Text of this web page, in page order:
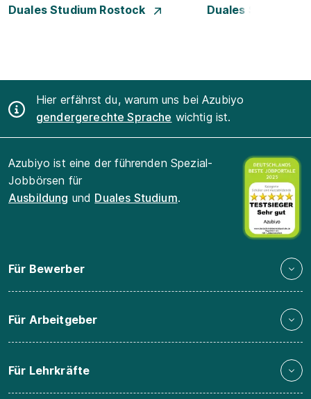
Duales Studium Rostock
Duales Studium
Hier erfährst du, warum uns bei Azubiyo
gendergerechte Sprache wichtig ist.
Azubiyo ist eine der führenden Spezial-
Jobbörsen für
Ausbildung und Duales Studium.
Für Bewerber
Für Arbeitgeber
Für Lehrkräfte